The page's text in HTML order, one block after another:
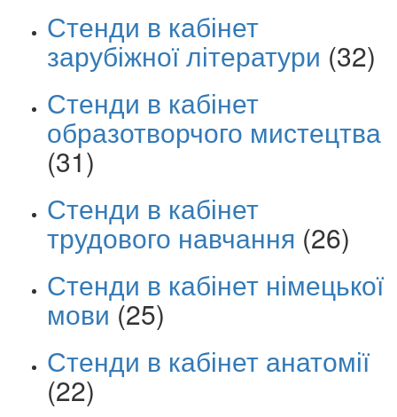
Стенди в кабінет
зарубіжної літератури (32)
Стенди в кабінет
образотворчого мистецтва
(31)
Стенди в кабінет
трудового навчання (26)
Стенди в кабінет німецької
мови (25)
Стенди в кабінет анатомії
(22)